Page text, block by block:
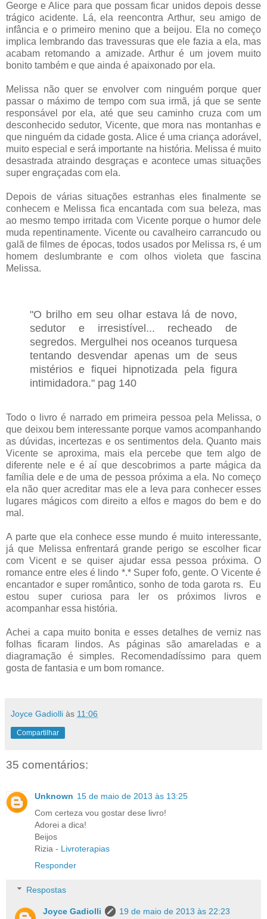
George e Alice para que possam ficar unidos depois desse
trágico acidente. Lá, ela reencontra Arthur, seu amigo de
infância e o primeiro menino que a beijou. Ela no começo
implica lembrando das travessuras que ele fazia a ela, mas
acabam retomando a amizade. Arthur é um jovem muito
bonito também e que ainda é apaixonado por ela.
Melissa não quer se envolver com ninguém porque quer
passar o máximo de tempo com sua irmã, já que se sente
responsável por ela, até que seu caminho cruza com um
desconhecido sedutor, Vicente, que mora nas montanhas e
que ninguém da cidade gosta. Alice é uma criança adorável,
muito especial e será importante na história. Melissaé muito
desastrada atraindo desgraças e acontece umas situações
super engraçadas com ela.
Depois de várias situações estranhas eles finalmente se
conhecem e Melissa fica encantada com sua beleza, mas
ao mesmo tempo irritada com Vicente porque o humor dele
muda repentinamente. Vicente ou cavalheiro carrancudo ou
galã de filmes de épocas, todos usados por Melissa rs, é um
homem deslumbrante e com olhos violeta que fascina
Melissa.
"O brilho em seu olhar estava lá de novo,
sedutor e irresistível... recheado de
segredos. Mergulhei nos oceanos turquesa
tentando desvendar apenas um de seus
mistérios e fiquei hipnotizada pela figura
intimidadora." pag 140
Todo o livro é narrado em primeira pessoa pela Melissa, o
que deixou bem interessante porque vamos acompanhando
as dúvidas, incertezas e os sentimentos dela. Quanto mais
Vicente se aproxima, mais ela percebe que tem algo de
diferente nele e é aí que descobrimos a parte mágica da
família dele e de uma de pessoa próxima a ela. No começo
ela não quer acreditar mas ele a leva para conhecer esses
lugares mágicos com direito a elfos e magos do bem e do
mal.
A parte que ela conhece esse mundo é muito interessante,
já que Melissa enfrentará grande perigo se escolher ficar
com Vicent e se quiser ajudar essa pessoa próxima. O
romance entre eles é lindo *.* Super fofo, gente. O Vicente é
encantador e super romântico, sonho de toda garota rs. Eu
estou super curiosa para ler os próximos livros e
acompanhar essa história.
Achei a capa muito bonita e esses detalhes de verniz nas
folhas ficaram lindos. As páginas são amareladas e a
diagramação é simples. Recomendadíssimo para quem
gosta de fantasia e um bom romance.
Joyce Gadiolli às 11:06
Compartilhar
35 comentários:
Unknown 15 de maio de 2013 às 13:25
Com certeza vou gostar dese livro!
Adorei a dica!
Beijos
Rizia - Livroterapias
Responder
Respostas
Joyce Gadiolli 19 de maio de 2013 às 22:23